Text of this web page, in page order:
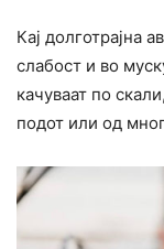
Кај долготрајна
слабост и во
качуваат по
подот или од